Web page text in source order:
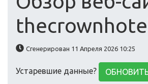
Сгенерирован 11 Апреля 2026 10:25
Устаревшие данные?